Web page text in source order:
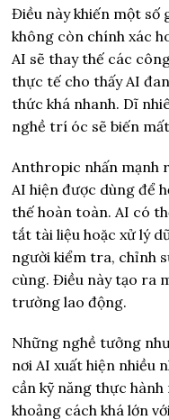
Điều này khiến một số
không còn chính xác
AI sẽ thay thế các
thực tế cho thấy AI
thức khá nhanh. Dĩ
nghề trí óc sẽ biến
Anthropic nhấn mạnh
AI hiện được dùng để
thế hoàn toàn. AI có
tắt tài liệu hoặc xử lý
người kiểm tra, chỉnh
cùng. Điều này tạo ra
trường lao động.
Những nghề tưởng
nơi AI xuất hiện nhiều
cần kỹ năng thực
khoảng cách khá lớn